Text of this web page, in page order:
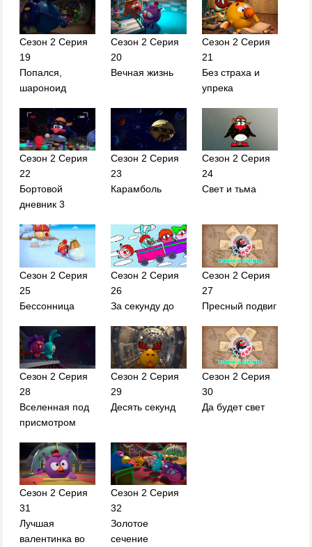
Сезон 2 Серия
19
Попался,
шароноид
Сезон 2 Серия
20
Вечная жизнь
Сезон 2 Серия
21
Без страха и
упрека
Сезон 2 Серия
22
Бортовой
дневник 3
Сезон 2 Серия
23
Карамболь
Сезон 2 Серия
24
Свет и тьма
Сезон 2 Серия
25
Бессонница
Сезон 2 Серия
26
За секунду до
Сезон 2 Серия
27
Пресный подвиг
Сезон 2 Серия
28
Вселенная под
присмотром
Сезон 2 Серия
29
Десять секунд
Сезон 2 Серия
30
Да будет свет
Сезон 2 Серия
31
Лучшая
валентинка во
Сезон 2 Серия
32
Золотое
сечение